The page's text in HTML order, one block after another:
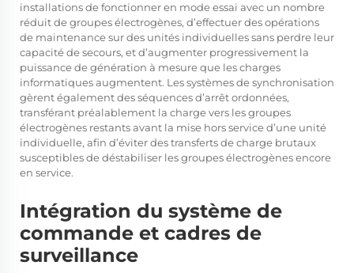
installations de fonctionner en mode essai avec un nombre
réduit de groupes électrogènes, d’effectuer des opérations
de maintenance sur des unités individuelles sans perdre leur
capacité de secours, et d’augmenter progressivement la
puissance de génération à mesure que les charges
informatiques augmentent. Les systèmes de synchronisation
gèrent également des séquences d’arrêt ordonnées,
transférant préalablement la charge vers les groupes
électrogènes restants avant la mise hors service d’une unité
individuelle, afin d’éviter des transferts de charge brutaux
susceptibles de déstabiliser les groupes électrogènes encore
en service.
Intégration du système de
commande et cadres de
surveillance